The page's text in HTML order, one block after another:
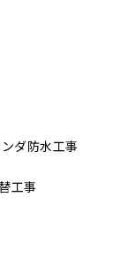
ダ防水工事
工事